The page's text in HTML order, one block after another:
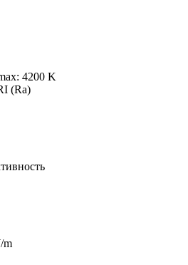
4200 K
(Ra)
m